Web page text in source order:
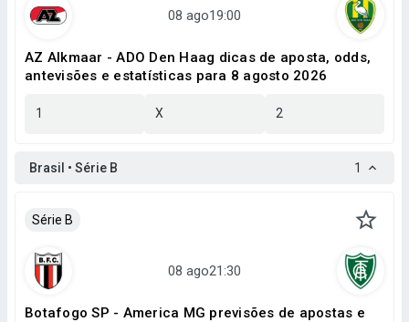
AZ Alkmaar - ADO Den Haag dicas de aposta, odds,
antevisões e estatísticas para 8 agosto 2026
1 X 2
Brasil • Série B 1
Série B
Botafogo SP - America MG previsões de apostas e